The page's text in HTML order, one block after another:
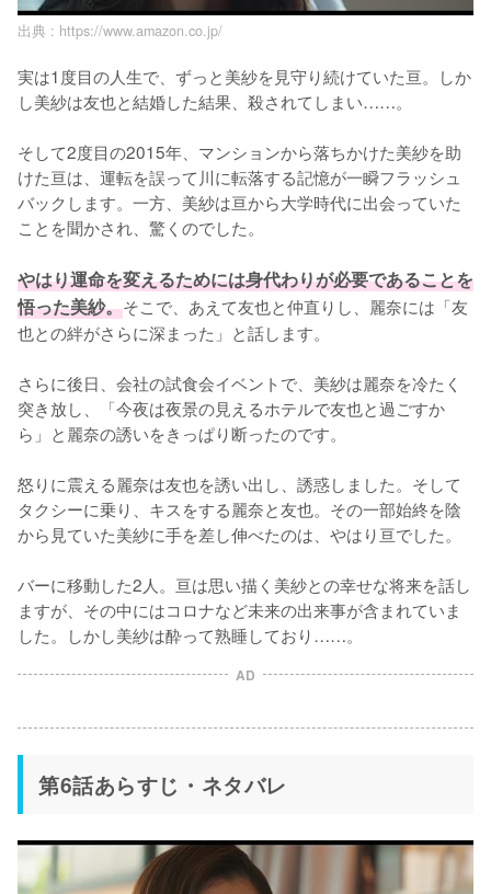
出典 : https://www.amazon.co.jp/
実は1度目の人生で、ずっと美紗を見守り続けていた亘。しか
し美紗は友也と結婚した結果、殺されてしまい……。
そして2度目の2015年、マンションから落ちかけた美紗を助
けた亘は、運転を誤って川に転落する記憶が一瞬フラッシュ
バックします。一方、美紗は亘から大学時代に出会っていた
ことを聞かされ、驚くのでした。
やはり運命を変えるためには身代わりが必要であることを
悟った美紗。そこで、あえて友也と仲直りし、麗奈には「友
也との絆がさらに深まった」と話します。
さらに後日、会社の試食会イベントで、美紗は麗奈を冷たく
突き放し、「今夜は夜景の見えるホテルで友也と過ごすか
ら」と麗奈の誘いをきっぱり断ったのです。
怒りに震える麗奈は友也を誘い出し、誘惑しました。そして
タクシーに乗り、キスをする麗奈と友也。その一部始終を陰
から見ていた美紗に手を差し伸べたのは、やはり亘でした。
バーに移動した2人。亘は思い描く美紗との幸せな将来を話し
ますが、その中にはコロナなど未来の出来事が含まれていま
した。しかし美紗は酔って熟睡しており……。
AD
第6話あらすじ・ネタバレ